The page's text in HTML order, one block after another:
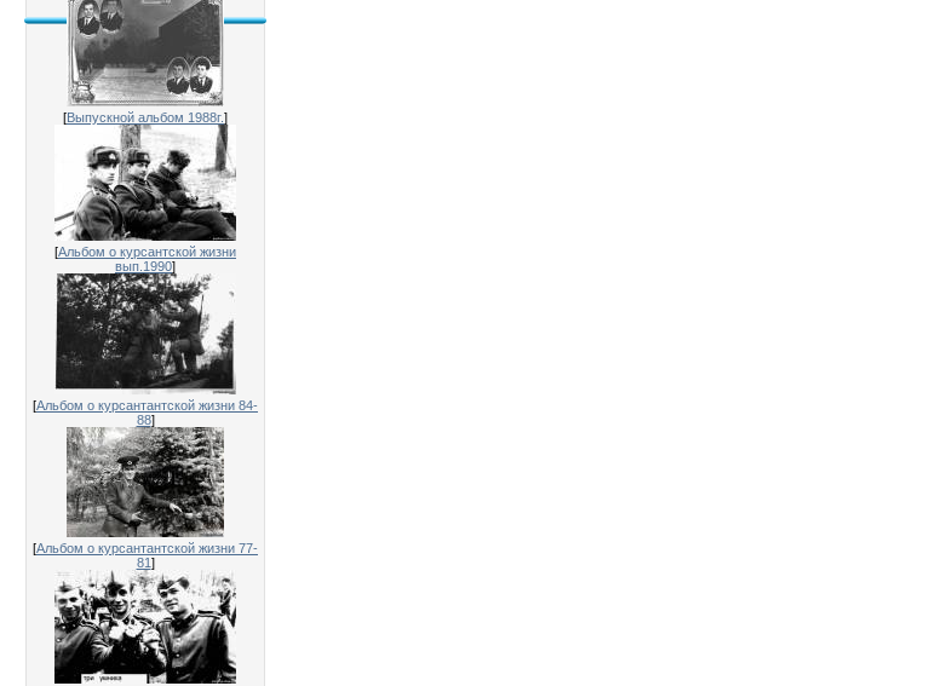
[Выпускной альбом 1988г.]
[Альбом о курсантской жизни
вып.1990]
[Альбом о курсантантской жизни 84-
88]
[Альбом о курсантантской жизни 77-
81]